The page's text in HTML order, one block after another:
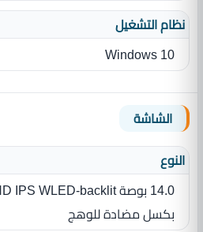
نظام التشغيل
Windows 10
الشاشة
النوع
بكسل مضادة للوهج